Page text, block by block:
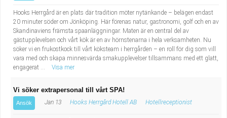
Hooks Herrgård är en plats där tradition möter nytänkande – belägen endast
20 minuter söder om Jönköping. Här förenas natur, gastronomi, golf och en av
Skandinaviens främsta spaanläggningar. Maten är en central del av
gästupplevelsen och vårt kök är en av hörnstenarna i hela verksamheten. Nu
söker vi en frukostkock till vårt köksteam i herrgården – en roll för dig som vill
vara med och skapa minnesvärda smakupplevelser tillsammans med ett glatt,
engagerat ...
Visa mer
Vi söker extrapersonal till vårt SPA!
Ansök Jan 13 Hooks Herrgård Hotell AB Hotellreceptionist